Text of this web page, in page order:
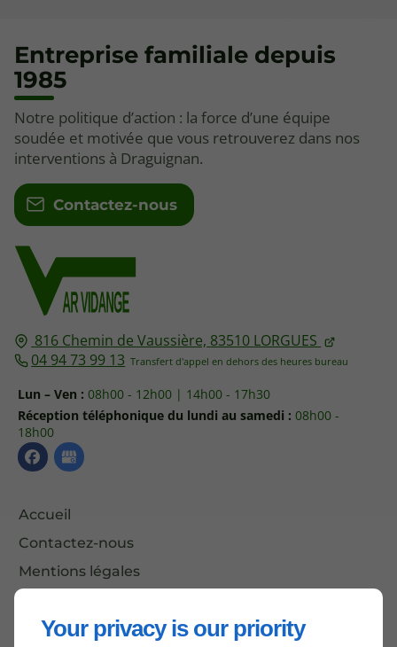
Your privacy is our priority
816 Chemin de Vaussière, 83510 LORGUES
04 94 73 99 13
Lun – Ven : 08h00 - 12h00 | 14h00 - 17h30
Réception téléphonique du lundi au samedi : 08h00 -
18h00
Accueil
Contactez-nous
Mentions légales
Entreprise familiale depuis
1985
Notre politique d’action : la force d’une équipe
soudée et motivée que vous retrouverez dans nos
interventions à Draguignan.
Contactez-nous